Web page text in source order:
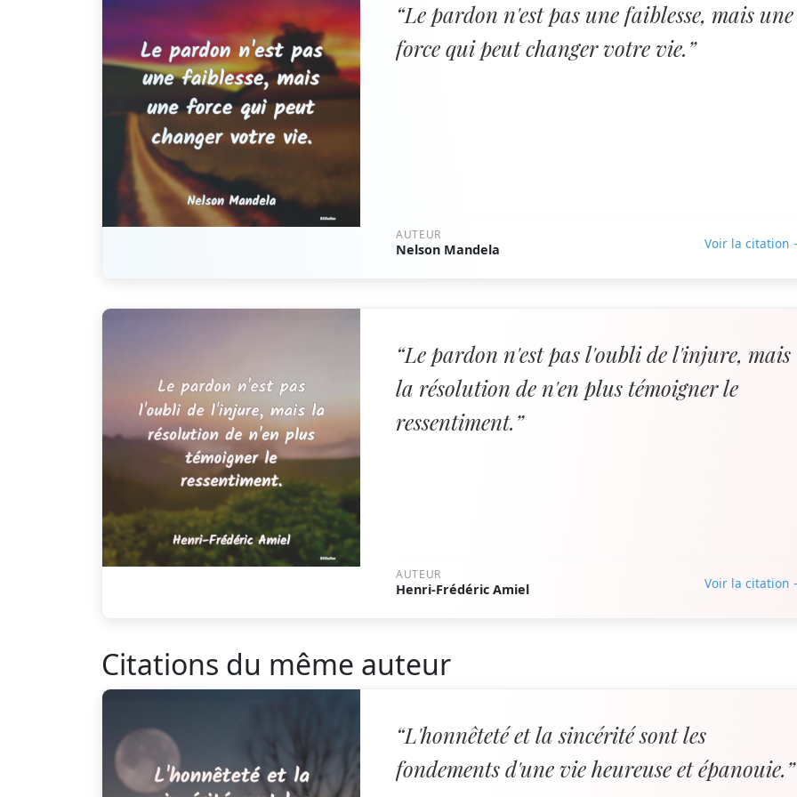
“Le pardon n'est pas une faiblesse, mais une
force qui peut changer votre vie.”
AUTEUR
Nelson Mandela Voir la citation
“Le pardon n'est pas l'oubli de l'injure, mais
la résolution de n'en plus témoigner le
ressentiment.”
AUTEUR
Henri-Frédéric Amiel Voir la citation
Citations du même auteur
“L'honnêteté et la sincérité sont les
fondements d'une vie heureuse et épanouie.”